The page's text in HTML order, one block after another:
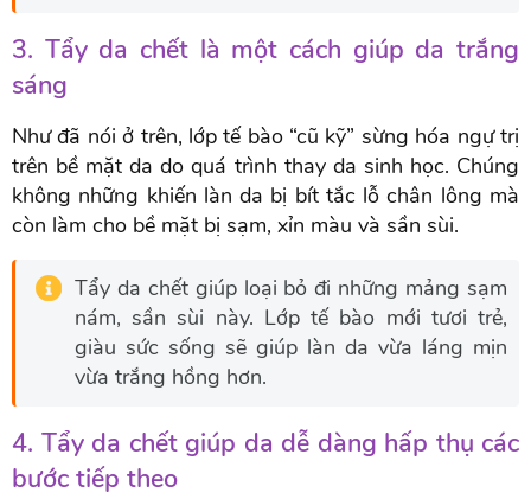
3. Tẩy da chết là một cách giúp da trắng
sáng
Như đã nói ở trên, lớp tế bào “cũ kỹ” sừng hóa ngự trị
trên bề mặt da do quá trình thay da sinh học. Chúng
không những khiến làn da bị bít tắc lỗ chân lông mà
còn làm cho bề mặt bị sạm, xỉn màu và sần sùi.
Tẩy da chết giúp loại bỏ đi những mảng sạm
nám, sần sùi này. Lớp tế bào mới tươi trẻ,
giàu sức sống sẽ giúp làn da vừa láng mịn
vừa trắng hồng hơn.
4. Tẩy da chết giúp da dễ dàng hấp thụ các
bước tiếp theo